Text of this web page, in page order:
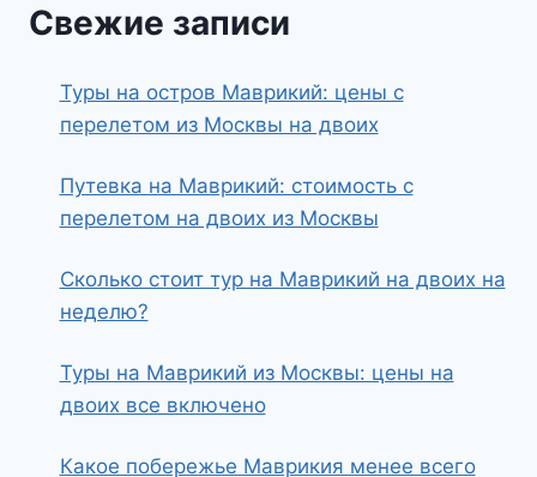
Свежие записи
Туры на остров Маврикий: цены с
перелетом из Москвы на двоих
Путевка на Маврикий: стоимость с
перелетом на двоих из Москвы
Сколько стоит тур на Маврикий на двоих на
неделю?
Туры на Маврикий из Москвы: цены на
двоих все включено
Какое побережье Маврикия менее всего